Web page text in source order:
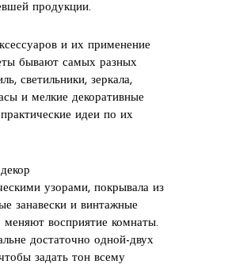
продукции.
и их применение
бывают самых разных
светильники, зеркала,
и мелкие декоративные
идеи по их
узорами, покрывала из
занавески и винтажные
меняют восприятие комнаты.
достаточно одной-двух
задать тон всему